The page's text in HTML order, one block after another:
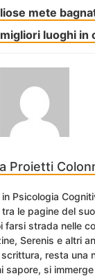
mete
luoghi in
Proietti
Psicologia
le pagine del
farsi strada nelle
Serenis e altri
resta una
sapore, si